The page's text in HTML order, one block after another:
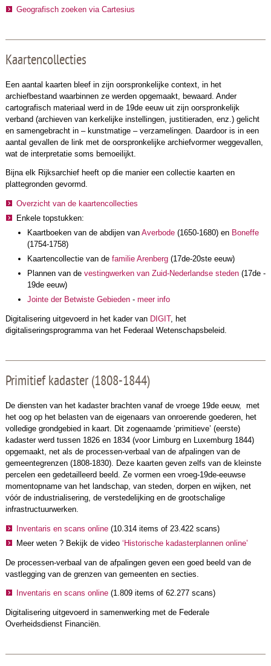
Geografisch zoeken via Cartesius
Kaartencollecties
Een aantal kaarten bleef in zijn oorspronkelijke context, in het
archiefbestand waarbinnen ze werden opgemaakt, bewaard. Ander
cartografisch materiaal werd in de 19de eeuw uit zijn oorspronkelijk
verband (archieven van kerkelijke instellingen, justitieraden, enz.) gelicht
en samengebracht in – kunstmatige – verzamelingen. Daardoor is in een
aantal gevallen de link met de oorspronkelijke archiefvormer weggevallen,
wat de interpretatie soms bemoeilijkt.
Bijna elk Rijksarchief heeft op die manier een collectie kaarten en
plattegronden gevormd.
Overzicht van de kaartencollecties
Enkele topstukken:
Kaartboeken van de abdijen van Averbode(1650-1680) en Boneffe
(1754-1758)
Kaartencollectie van de familie Arenberg(17de-20ste eeuw)
Plannen van de vestingwerken van Zuid-Nederlandse steden(17de -
19de eeuw)
Jointe der Betwiste Gebieden- meer info
Digitalisering uitgevoerd in het kader van DIGIT, het
digitaliseringsprogramma van het Federaal Wetenschapsbeleid.
Primitief kadaster (1808-1844)
De diensten van het kadaster brachten vanaf de vroege 19de eeuw, met
het oog op het belasten van de eigenaars van onroerende goederen, het
volledige grondgebied in kaart. Dit zogenaamde ‘primitieve’ (eerste)
kadaster werd tussen 1826 en 1834 (voor Limburg en Luxemburg 1844)
opgemaakt, net als de processen-verbaal van de afpalingen van de
gemeentegrenzen (1808-1830). Deze kaarten geven zelfs van de kleinste
percelen een gedetailleerd beeld. Ze vormen een vroeg-19de-eeuwse
momentopname van het landschap, van steden, dorpen en wijken, net
vóór de industrialisering, de verstedelijking en de grootschalige
infrastructuurwerken.
Inventaris en scans online(10.314 items of 23.422 scans)
Meer weten ? Bekijk de video ‘Historische kadasterplannen online’
De processen-verbaal van de afpalingen geven een goed beeld van de
vastlegging van de grenzen van gemeenten en secties.
Inventaris en scans online(1.809 items of 62.277 scans)
Digitalisering uitgevoerd in samenwerking met de Federale
Overheidsdienst Financiën.